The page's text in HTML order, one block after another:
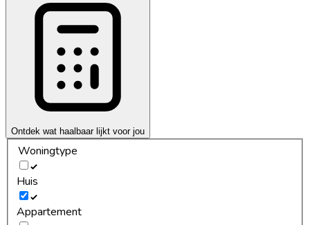
Ontdek wat haalbaar lijkt voor jou
Woningtype
Huis
Appartement